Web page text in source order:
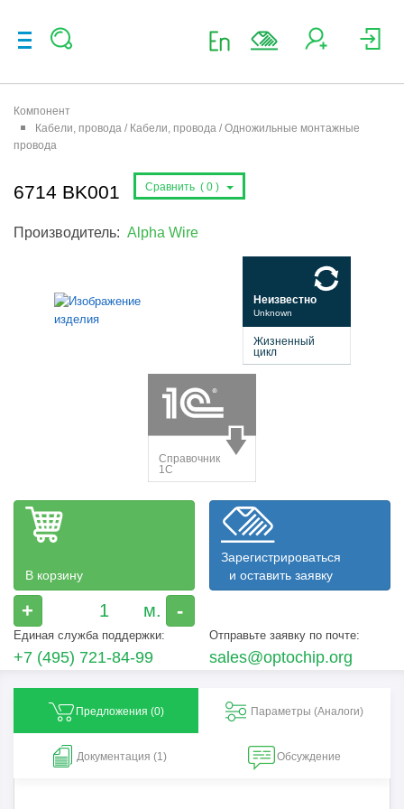
Компонент
Кабели, провода / Кабели, провода / Одножильные монтажные
провода
6714 BK001 Сравнить ( 0 )
Производитель: Alpha Wire
В корзину
+ -
Зарегистрироваться
и оставить заявку
Единая служба поддержки:
+7 (495) 721-84-99
Отправьте заявку по почте:
sales@optochip.org
Предложения (0) Параметры (Aналоги)
Документация (1) Обсуждение